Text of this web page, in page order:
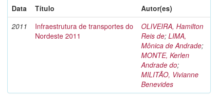
Data
Título
Autor(es)
2011
Infraestrutura de transportes do
Nordeste 2011
OLIVEIRA, Hamilton
Reis de; LIMA,
Mônica de Andrade;
MONTE, Kerlen
Andrade do;
MILITÃO, Vivianne
Benevides